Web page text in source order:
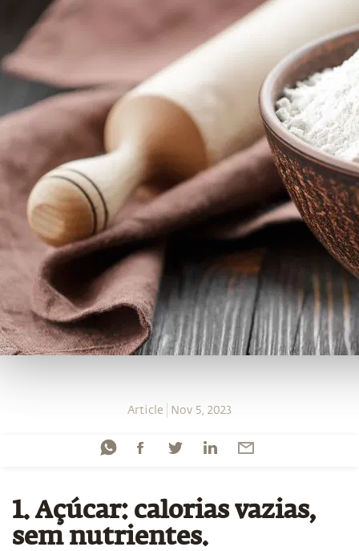
Article Nov 5, 2023
1. Açúcar: calorias vazias,
sem nutrientes.